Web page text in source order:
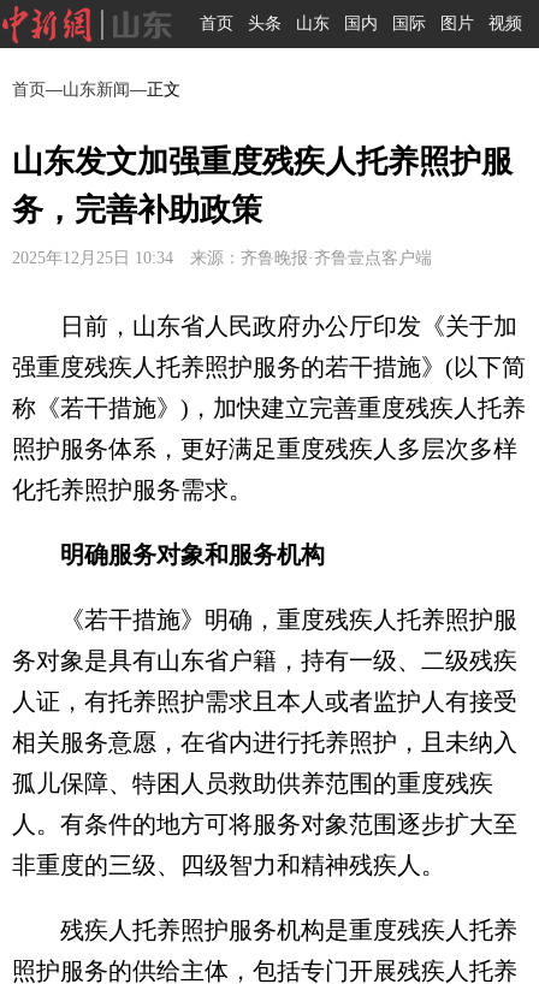
首页 头条 山东 国内 国际 图片 视频
首页—山东新闻—正文
山东发文加强重度残疾人托养照护服
务，完善补助政策
2025年12月25日 10:34 来源：齐鲁晚报·齐鲁壹点客户端
日前，山东省人民政府办公厅印发《关于加
强重度残疾人托养照护服务的若干措施》(以下简
称《若干措施》)，加快建立完善重度残疾人托养
照护服务体系，更好满足重度残疾人多层次多样
化托养照护服务需求。
明确服务对象和服务机构
《若干措施》明确，重度残疾人托养照护服
务对象是具有山东省户籍，持有一级、二级残疾
人证，有托养照护需求且本人或者监护人有接受
相关服务意愿，在省内进行托养照护，且未纳入
孤儿保障、特困人员救助供养范围的重度残疾
人。有条件的地方可将服务对象范围逐步扩大至
非重度的三级、四级智力和精神残疾人。
残疾人托养照护服务机构是重度残疾人托养
照护服务的供给主体，包括专门开展残疾人托养